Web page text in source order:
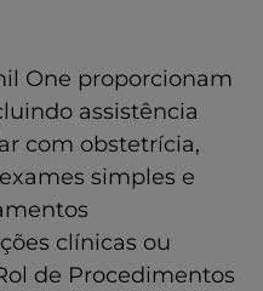
One proporcionam
assistência
com obstetrícia,
simples e
clínicas ou
de Procedimentos